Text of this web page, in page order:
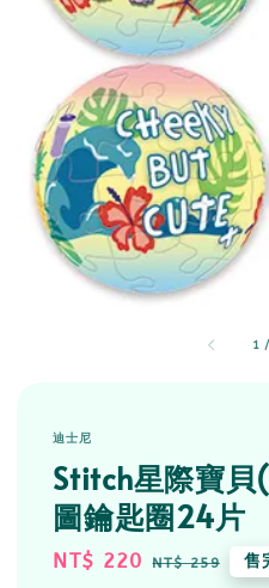
1 /
迪士尼
Stitch星際寶
圖鑰匙圈24片
Sale
NT$ 220 Regular
NT$ 259 售